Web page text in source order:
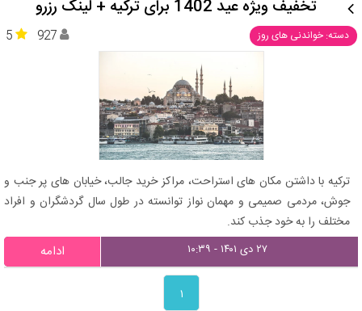
تخفیف ویژه عید 1402 برای ترکیه + لینک رزرو
دسته: خواندنی های روز 5 927
ترکیه با داشتن مکان های استراحت، مراکز خرید جالب، خیابان های پر جنب و
جوش، مردمی صمیمی و مهمان نواز توانسته در طول سال گردشگران و افراد
مختلف را به خود جذب کند.
۲۷ دی ۱۴۰۱ - ۱۰:۳۹ ادامه
۱